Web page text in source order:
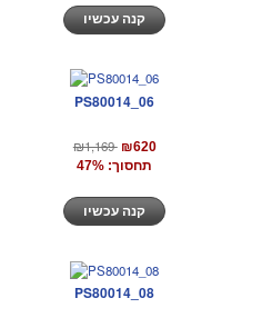
PS80014_06
₪1,169 ₪620
תחסוך: 47%
PS80014_08